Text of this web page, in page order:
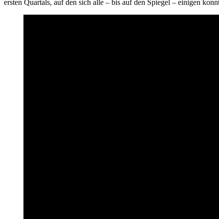
ersten Quartals, auf den sich alle – bis auf den Spiegel – einigen